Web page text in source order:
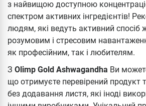
з найвищою доступною
спектром активних інгредієнтів!
людям, які ведуть активний спосіб
розумовим і стресовим
як професійним, так і любителям.
З Olimp Gold Ashwagandha Ви
що отримуєте перевірений продукт
без додавання листя, які іноді